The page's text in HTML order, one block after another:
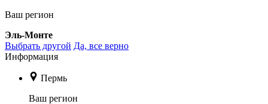
Ваш регион
Эль-Монте
Выбрать другой Да, все верно
Информация
Пермь
Ваш регион